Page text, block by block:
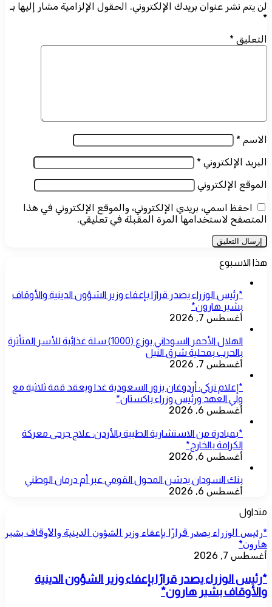
لن يتم نشر عنوان بريدك الإلكتروني. الحقول الإلزامية مشار إليها بـ
*
التعليق *
الاسم *
البريد الإلكتروني *
الموقع الإلكتروني
احفظ اسمي، بريدي الإلكتروني، والموقع الإلكتروني في هذا
المتصفح لاستخدامها المرة المقبلة في تعليقي.
هذا الاسبوع
*رئيس الوزراء يصدر قرارًا بإعفاء وزير الشؤون الدينية والأوقاف
بشير هارون*
أغسطس 7, 2026
الهلال الأحمر السوداني يوزع (1000) سلة غذائية للأسر المتأثرة
بالحرب بمحلية شرق النيل
أغسطس 7, 2026
*إعلام تركي: أردوغان يزور السعودية غدا ويعقد قمة ثلاثية مع
ولي العهد ورئيس وزراء باكستان*
أغسطس 6, 2026
*بمبادرة من الاستشارية الطبية بالأردن: علاج جرحى معركة
الكرامة بالخارج*
أغسطس 6, 2026
بنك السودان يدشن المحول القومي عبر أم درمان الوطني
أغسطس 6, 2026
متداول
*رئيس الوزراء يصدر قرارًا بإعفاء وزير الشؤون الدينية والأوقاف بشير
هارون*
أغسطس 7, 2026
*رئيس الوزراء يصدر قرارًا بإعفاء وزير الشؤون الدينية
والأوقاف بشير هارون*